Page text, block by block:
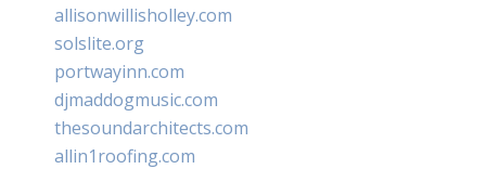
allisonwillisholley.com
solslite.org
portwayinn.com
djmaddogmusic.com
thesoundarchitects.com
allin1roofing.com